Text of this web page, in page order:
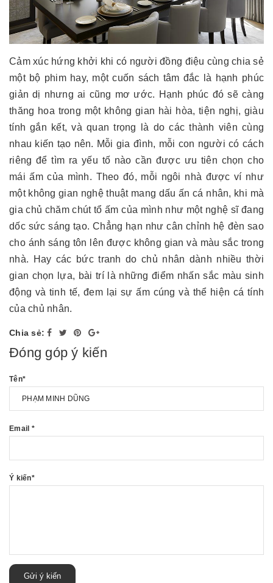
Cảm xúc hứng khởi khi có người đồng điệu cùng chia sẻ
một bộ phim hay, một cuốn sách tâm đắc là hạnh phúc
giản dị nhưng ai cũng mơ ước. Hạnh phúc đó sẽ càng
thăng hoa trong một không gian hài hòa, tiện nghị, giàu
tính gắn kết, và quan trọng là do các thành viên cùng
nhau kiến tạo nên. Mỗi gia đình, mỗi con người có cách
riêng để tìm ra yếu tố nào cần được ưu tiên chọn cho
mái ấm của mình. Theo đó, mỗi ngôi nhà được ví như
một không gian nghệ thuật mang dấu ấn cá nhân, khi mà
gia chủ chăm chút tổ ấm của mình như một nghệ sĩ đang
dốc sức sáng tạo. Chẳng hạn như cân chỉnh hệ đèn sao
cho ánh sáng tôn lên được không gian và màu sắc trong
nhà. Hay các bức tranh do chủ nhân dành nhiều thời
gian chọn lựa, bài trí là những điểm nhấn sắc màu sinh
động và tinh tế, đem lại sự ấm cúng và thể hiện cá tính
của chủ nhân.
Chia sẻ:
Đóng góp ý kiến
Tên*
Email *
Ý kiến*
Gửi ý kiến